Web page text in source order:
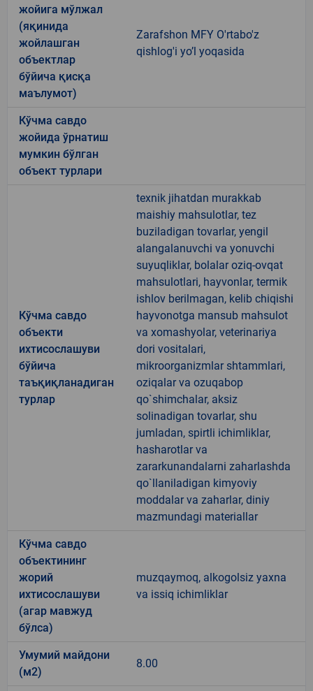
жойига мўлжал
(яқинида
жойлашган
объектлар
бўйича қисқа
маълумот)
Zarafshon MFY O'rtabo'z
qishlog'i yo’l yoqasida
Кўчма савдо
жойида ўрнатиш
мумкин бўлган
объект турлари
Кўчма савдо
объекти
ихтисослашуви
бўйича
таъқиқланадиган
турлар
texnik jihatdan murakkab
maishiy mahsulotlar, tez
buziladigan tovarlar, yengil
alangalanuvchi va yonuvchi
suyuqliklar, bolalar oziq-ovqat
mahsulotlari, hayvonlar, termik
ishlov berilmagan, kelib chiqishi
hayvonotga mansub mahsulot
va xomashyolar, veterinariya
dori vositalari,
mikroorganizmlar shtammlari,
oziqalar va ozuqabop
qo`shimchalar, aksiz
solinadigan tovarlar, shu
jumladan, spirtli ichimliklar,
hasharotlar va
zararkunandalarni zaharlashda
qo`llaniladigan kimyoviy
moddalar va zaharlar, diniy
mazmundagi materiallar
Кўчма савдо
объектининг
жорий
ихтисослашуви
(агар мавжуд
бўлса)
muzqaymoq, alkogolsiz yaxna
va issiq ichimliklar
Умумий майдони
(м2)
8.00